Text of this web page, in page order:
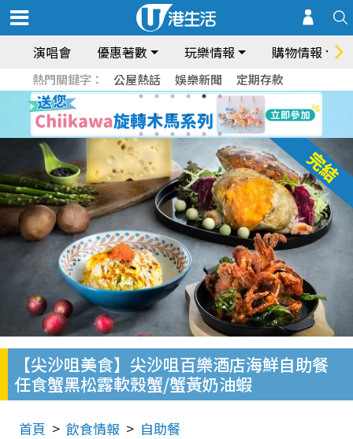
演唱會 優惠著數 玩樂情報 購物情報
熱門關鍵字： 公屋熱話 娛樂新聞 定期存款
【尖沙咀美食】尖沙咀百樂酒店海鮮自助餐
任食蟹黑松露軟殼蟹/蟹黃奶油蝦
首頁 飲食情報 自助餐